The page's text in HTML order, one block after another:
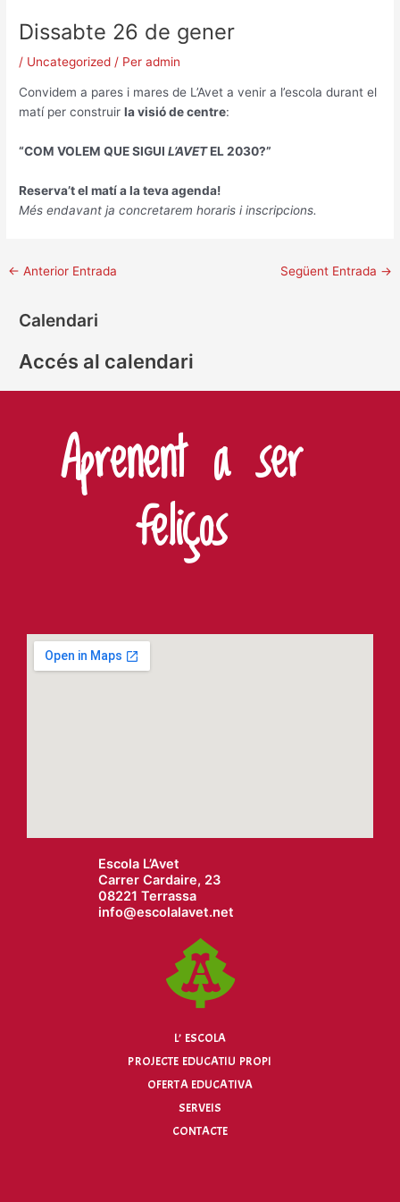
Dissabte 26 de gener
/ Uncategorized / Per admin
Convidem a pares i mares de L’Avet a venir a l’escola durant el
matí per construirla visió de centre:
“COM VOLEM QUE SIGUIL’AVETEL 2030?”
Reserva’t el matí a la teva agenda!
Més endavant ja concretarem horaris i inscripcions.
← Anterior Entrada Següent Entrada →
Calendari
Accés al calendari
Aprenent a ser
feliços
Escola L’Avet
Carrer Cardaire, 23
08221 Terrassa
info@escolalavet.net
L’ ESCOLA
PROJECTE EDUCATIU PROPI
OFERTA EDUCATIVA
SERVEIS
CONTACTE